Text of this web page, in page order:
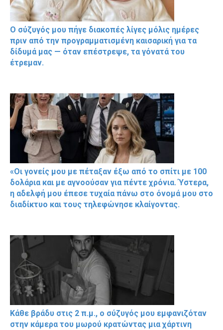
Ο σύζυγός μου πήγε διακοπές λίγες μόλις ημέρες
πριν από την προγραμματισμένη καισαρική για τα
δίδυμά μας — όταν επέστρεψε, τα γόνατά του
έτρεμαν.
«Οι γονείς μου με πέταξαν έξω από το σπίτι με 100
δολάρια και με αγνοούσαν για πέντε χρόνια. Ύστερα,
η αδελφή μου έπεσε τυχαία πάνω στο όνομά μου στο
διαδίκτυο και τους τηλεφώνησε κλαίγοντας.
Κάθε βράδυ στις 2 π.μ., ο σύζυγός μου εμφανιζόταν
στην κάμερα του μωρού κρατώντας μια χάρτινη